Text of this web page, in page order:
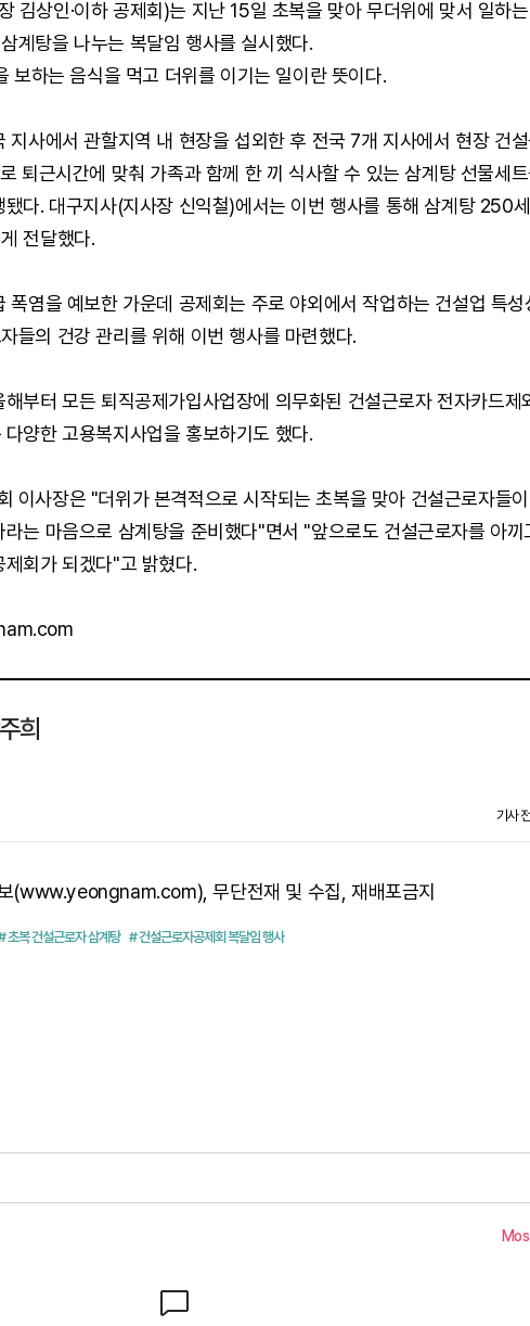
김상인·이하 공제회)는 지난 15일 초복을 맞아 무더위에 맞서 일하
계탕을 나누는 복달임 행사를 실시했다.
보하는 음식을 먹고 더위를 이기는 일이란 뜻이다.
지사에서 관할지역 내 현장을 섭외한 후 전국 7개 지사에서 현장 건
퇴근시간에 맞춰 가족과 함께 한 끼 식사할 수 있는 삼계탕 선물세
됐다. 대구지사(지사장 신익철)에서는 이번 행사를 통해 삼계탕 250
전달했다.
폭염을 예보한 가운데 공제회는 주로 야외에서 작업하는 건설업 특성
들의 건강 관리를 위해 이번 행사를 마련했다.
부터 모든 퇴직공제가입사업장에 의무화된 건설근로자 전자카드제
양한 고용복지사업을 홍보하기도 했다.
이사장은 "더위가 본격적으로 시작되는 초복을 맞아 건설근로자들
는 마음으로 삼계탕을 준비했다"면서 "앞으로도 건설근로자를 아끼
회가 되겠다"고 밝혔다.
희
기사
(www.yeongnam.com), 무단전재 및 수집, 재배포금지
초복 건설근로자 삼계탕 # 건설근로자공제회 복달임 행사